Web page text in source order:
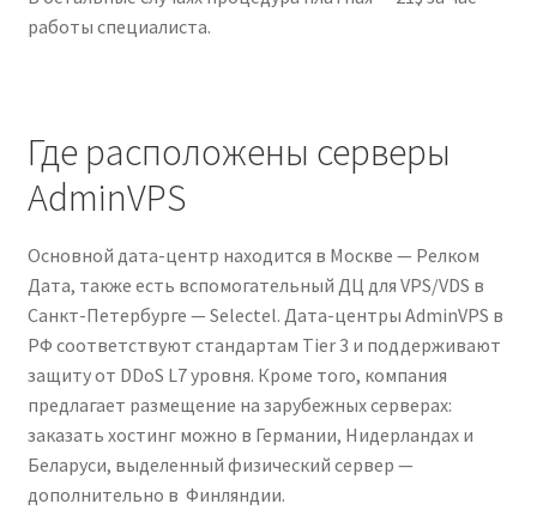
работы специалиста.
Где расположены серверы
AdminVPS
Основной дата-центр находится в Москве — Релком
Дата, также есть вспомогательный ДЦ для VPS/VDS в
Санкт-Петербурге — Selectel. Дата-центры AdminVPS в
РФ соответствуют стандартам Tier 3 и поддерживают
защиту от DDoS L7 уровня. Кроме того, компания
предлагает размещение на зарубежных серверах:
заказать хостинг можно в Германии, Нидерландах и
Беларуси, выделенный физический сервер —
дополнительно в Финляндии.